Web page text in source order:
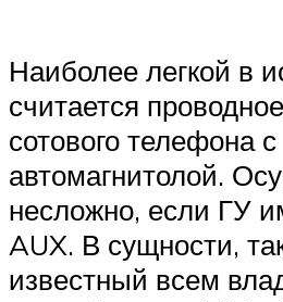
Наиболее легкой в
считается
сотового телефона с
автомагнитолой.
несложно, если ГУ
AUX. В сущности,
известный всем